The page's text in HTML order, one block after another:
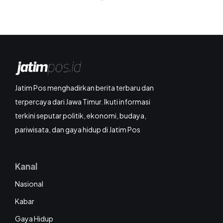
Jatim Pos menghadirkan berita terbaru dan
terpercaya dari Jawa Timur. Ikuti informasi
terkini seputar politik, ekonomi, budaya,
pariwisata, dan gaya hidup di Jatim Pos
Kanal
Nasional
Kabar
Gaya Hidup